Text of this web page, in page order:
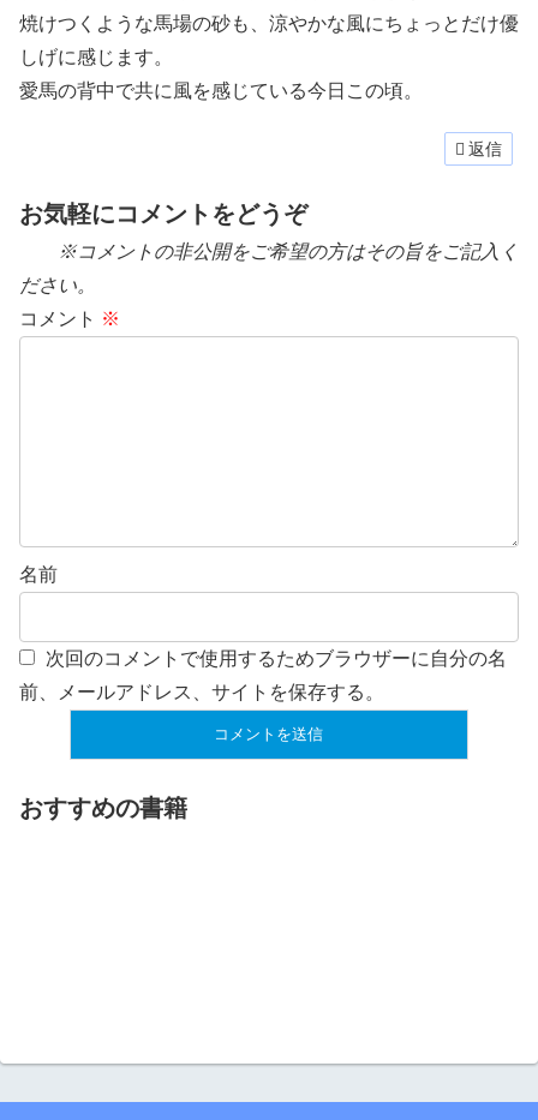
焼けつくような馬場の砂も、涼やかな風にちょっとだけ優
しげに感じます。
愛馬の背中で共に風を感じている今日この頃。
返信
お気軽にコメントをどうぞ
※コメントの非公開をご希望の方はその旨をご記入く
ださい。
コメント ※
名前
次回のコメントで使用するためブラウザーに自分の名
前、メールアドレス、サイトを保存する。
おすすめの書籍